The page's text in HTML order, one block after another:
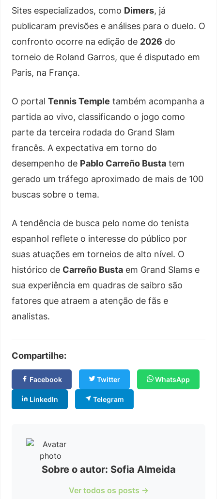
Sites especializados, como Dimers, já
publicaram previsões e análises para o duelo. O
confronto ocorre na edição de 2026 do
torneio de Roland Garros, que é disputado em
Paris, na França.
O portal Tennis Temple também acompanha a
partida ao vivo, classificando o jogo como
parte da terceira rodada do Grand Slam
francês. A expectativa em torno do
desempenho de Pablo Carreño Busta tem
gerado um tráfego aproximado de mais de 100
buscas sobre o tema.
A tendência de busca pelo nome do tenista
espanhol reflete o interesse do público por
suas atuações em torneios de alto nível. O
histórico de Carreño Busta em Grand Slams e
sua experiência em quadras de saibro são
fatores que atraem a atenção de fãs e
analistas.
Compartilhe:
Facebook Twitter WhatsApp
LinkedIn Telegram
Sobre o autor: Sofia Almeida
Ver todos os posts →